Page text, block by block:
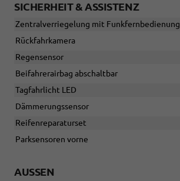
SICHERHEIT & ASSISTENZ
Zentralverriegelung mit Funkfernbedienung
Rückfahrkamera
Regensensor
Beifahrerairbag abschaltbar
Tagfahrlicht LED
Dämmerungssensor
Reifenreparaturset
Parksensoren vorne
AUSSEN